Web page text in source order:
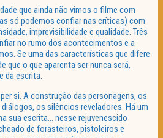
que ainda não vimos o filme com
só podemos confiar nas críticas) com
imprevisibilidade e qualidade. Três
no rumo dos acontecimentos e a
Se uma das características que difere
que o que aparenta ser nunca será,
da escrita.
si. A construção das personagens, os
os silêncios reveladores. Há um
sua escrita… nesse rejuvenescido
de forasteiros, pistoleiros e